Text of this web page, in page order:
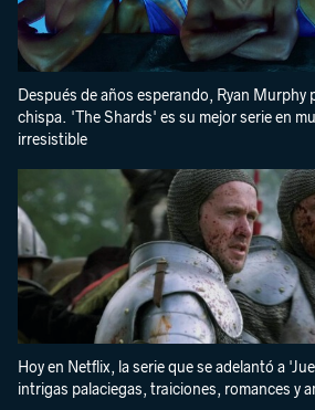
Después de años esperando, Ryan Murphy
chispa. 'The Shards' es su mejor serie en
irresistible
Hoy en Netflix, la serie que se adelantó a
intrigas palaciegas, traiciones, romances y